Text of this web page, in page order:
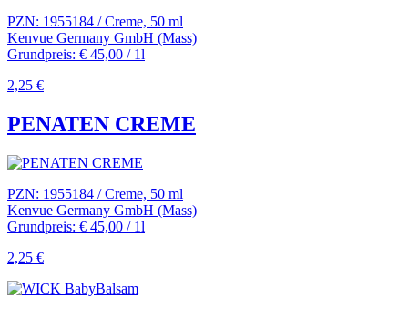
PZN: 1955184 / Creme, 50 ml
Kenvue Germany GmbH (Mass)
Grundpreis: € 45,00 / 1l
2,25 €
PENATEN CREME
PZN: 1955184 / Creme, 50 ml
Kenvue Germany GmbH (Mass)
Grundpreis: € 45,00 / 1l
2,25 €